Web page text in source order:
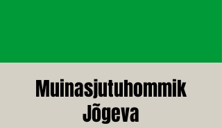
Muinasjutuhommik
Jõgeva